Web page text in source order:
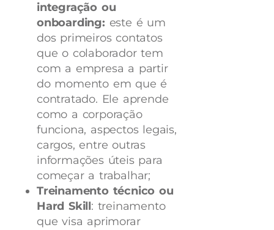
integração ou
onboarding: este é um
dos primeiros contatos
que o colaborador tem
com a empresa a partir
do momento em que é
contratado. Ele aprende
como a corporação
funciona, aspectos legais,
cargos, entre outras
informações úteis para
começar a trabalhar;
Treinamento técnico ou
Hard Skill: treinamento
que visa aprimorar